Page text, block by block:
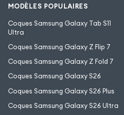
MODÈLES POPULAIRES
Coques Samsung Galaxy Tab S11
Ultra
Coques Samsung Galaxy Z Flip 7
Coques Samsung Galaxy Z Fold 7
Coques Samsung Galaxy S26
Coques Samsung Galaxy S26 Plus
Coques Samsung Galaxy S26 Ultra